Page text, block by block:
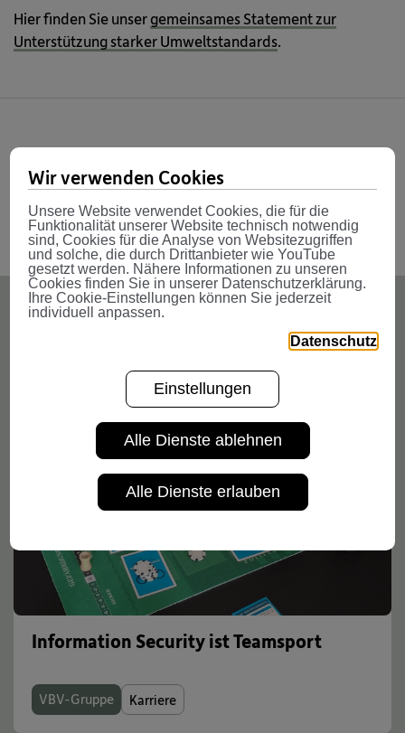
Hier finden Sie unsergemeinsames Statement zur
Unterstützung starker Umweltstandards.
Share
Information Security ist Teamsport
VBV-Gruppe Karriere
Wir verwenden Cookies
Unsere Website verwendet Cookies, die für die
Funktionalität unserer Website technisch notwendig
sind, Cookies für die Analyse von Websitezugriffen
und solche, die durch Drittanbieter wie YouTube
gesetzt werden. Nähere Informationen zu unseren
Cookies finden Sie in unserer Datenschutzerklärung.
Ihre Cookie-Einstellungen können Sie jederzeit
individuell anpassen.
Datenschutz
Einstellungen
Alle Dienste ablehnen
Alle Dienste erlauben